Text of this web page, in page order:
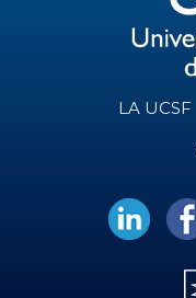
LA UCSF